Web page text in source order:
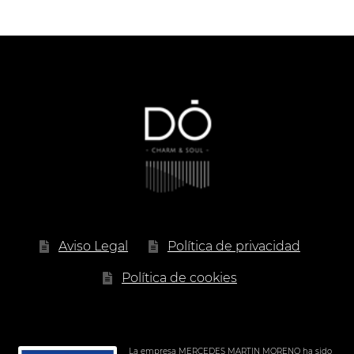
precios:
4.00 €
hasta
21.90 €
Aviso Legal Política de privacidad
Política de cookies
La empresa MERCEDES MARTIN MORENO ha sido